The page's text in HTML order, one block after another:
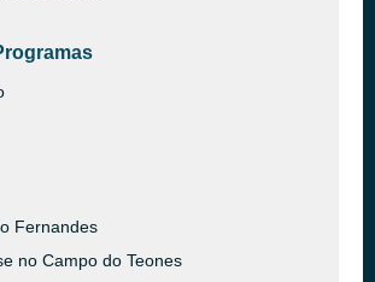
Fernandes
no Campo do Teones